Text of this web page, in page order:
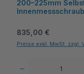
200–225mm
Regulärer Preis:
835,00 €
Preise exkl. MwSt. zzgl.